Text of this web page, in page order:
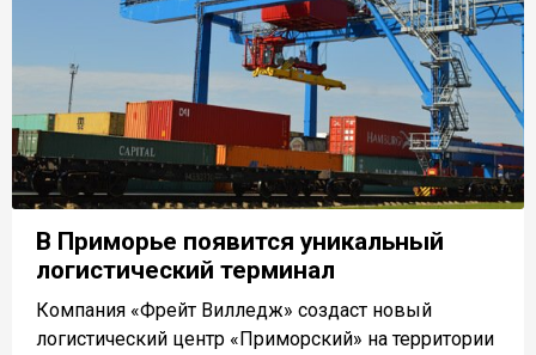
В Приморье появится уникальный
логистический терминал
Компания «Фрейт Вилледж» создаст новый
логистический центр «Приморский» на территории